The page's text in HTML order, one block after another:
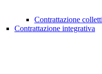
Contrattazione
Contrattazione integrativa